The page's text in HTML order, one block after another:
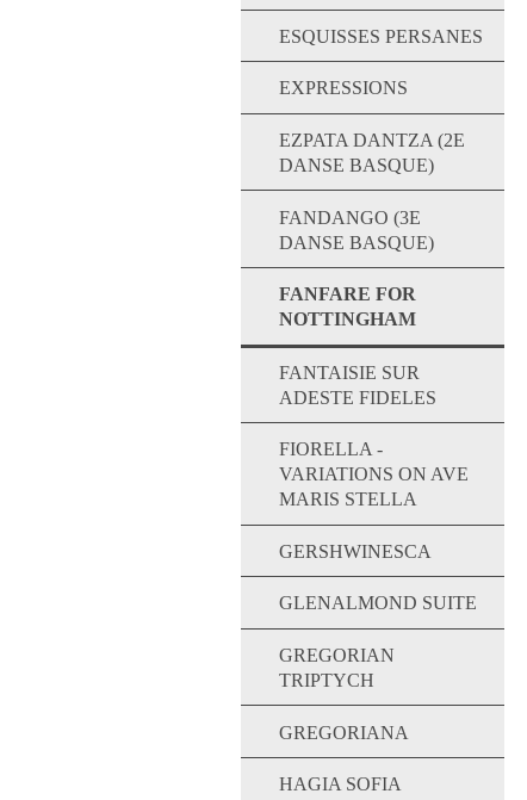
ESQUISSES PERSANES
EXPRESSIONS
EZPATA DANTZA (2E
DANSE BASQUE)
FANDANGO (3E
DANSE BASQUE)
FANFARE FOR
NOTTINGHAM
FANTAISIE SUR
ADESTE FIDELES
FIORELLA -
VARIATIONS ON AVE
MARIS STELLA
GERSHWINESCA
GLENALMOND SUITE
GREGORIAN
TRIPTYCH
GREGORIANA
HAGIA SOFIA